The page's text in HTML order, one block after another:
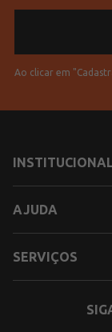
Ao clicar em
INSTITUCIONAL
AJUDA
SERVIÇOS